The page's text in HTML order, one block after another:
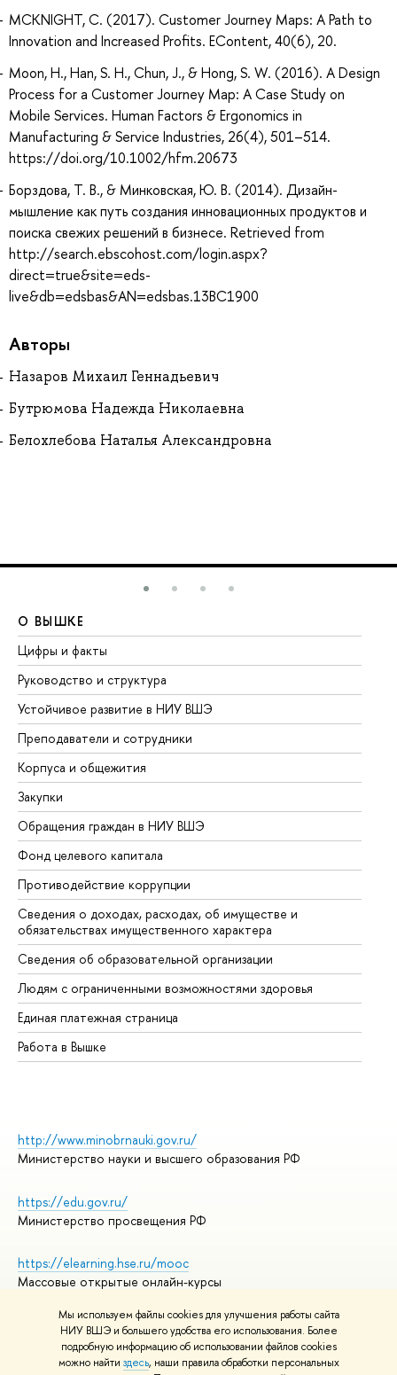
Мы используем файлы cookies для улучшения работы сайта
НИУ ВШЭ и большего удобства его использования. Более
подробную информацию об использовании файлов cookies
можно найти здесь, наши правила обработки персональных
MCKNIGHT, C. (2017). Customer Journey Maps: A Path to
Innovation and Increased Profits. EContent, 40(6), 20.
Moon, H., Han, S. H., Chun, J., & Hong, S. W. (2016). A Design
Process for a Customer Journey Map: A Case Study on
Mobile Services. Human Factors & Ergonomics in
Manufacturing & Service Industries, 26(4), 501–514.
https://doi.org/10.1002/hfm.20673
Борздова, Т. В., & Минковская, Ю. В. (2014). Дизайн-
мышление как путь создания инновационных продуктов и
поиска свежих решений в бизнесе. Retrieved from
http://search.ebscohost.com/login.aspx?
direct=true&site=eds-
live&db=edsbas&AN=edsbas.13BC1900
Авторы
Назаров Михаил Геннадьевич
Бутрюмова Надежда Николаевна
Белохлебова Наталья Александровна
О ВЫШКЕ
Цифры и факты
Руководство и структура
Устойчивое развитие в НИУ ВШЭ
Преподаватели и сотрудники
Корпуса и общежития
Закупки
Обращения граждан в НИУ ВШЭ
Фонд целевого капитала
Противодействие коррупции
Сведения о доходах, расходах, об имуществе и
обязательствах имущественного характера
Сведения об образовательной организации
Людям с ограниченными возможностями здоровья
Единая платежная страница
Работа в Вышке
http://www.minobrnauki.gov.ru/
Министерство науки и высшего образования РФ
https://edu.gov.ru/
Министерство просвещения РФ
https://elearning.hse.ru/mooc
Массовые открытые онлайн-курсы
© НИУ ВШЭ 1993–2026
Адреса и контакты